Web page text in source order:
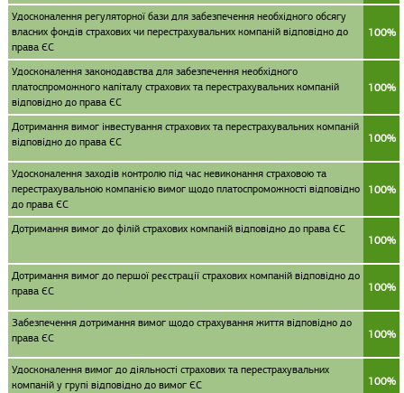
Удосконалення регуляторної бази для забезпечення необхідного обсягу
власних фондів страхових чи перестрахувальних компаній відповідно до
права ЄС
100%
Удосконалення законодавства для забезпечення необхідного
платоспроможного капіталу страхових та перестрахувальних компаній
відповідно до права ЄС
100%
Дотримання вимог інвестування страхових та перестрахувальних компаній
відповідно до права ЄС
100%
Удосконалення заходів контролю під час невиконання страховою та
перестрахувальною компанією вимог щодо платоспроможності відповідно
до права ЄС
100%
Дотримання вимог до філій страхових компаній відповідно до права ЄС
100%
Дотримання вимог до першої реєстрації страхових компаній відповідно до
права ЄС
100%
Забезпечення дотримання вимог щодо страхування життя відповідно до
права ЄС
100%
Удосконалення вимог до діяльності страхових та перестрахувальних
компаній у групі відповідно до вимог ЄС
100%